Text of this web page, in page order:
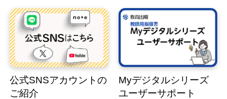
公式SNSアカウントの
ご紹介
Myデジタルシリーズ
ユーザーサポート